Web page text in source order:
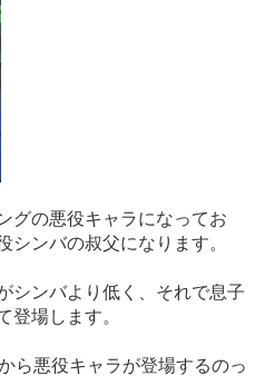
グの悪役キャラになってお
シンバの叔父になります。
シンバより低く、それで息子
登場します。
ら悪役キャラが登場するのっ